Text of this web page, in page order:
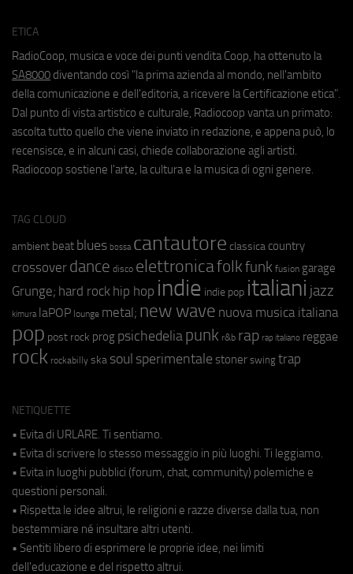
ETICA
RadioCoop, musica e voce dei punti vendita Coop, ha ottenuto la
SA8000 diventando così "la prima azienda al mondo, nell'ambito
della comunicazione e dell'editoria, a ricevere la Certificazione etica".
Dal punto di vista artistico e culturale, Radiocoop vanta un primato:
ascolta tutto quello che viene inviato in redazione, e appena può, lo
recensisce, e in alcuni casi, chiede collaborazione agli artisti.
Radiocoop sostiene l'arte, la cultura e la musica di ogni genere.
TAG CLOUD
ambient beat blues bossa cantautore classica country
crossover dance disco elettronicafolkfunk fusion garage
Grunge; hard rock hip hop indie indie pop italiani jazz
kimura laPOP lounge metal; new wave nuova musica italiana
pop post rock prog psichedeliapunk r&b rap rap italiano reggae
rock rockabilly ska soul sperimentale stoner swing trap
NETIQUETTE
• Evita di URLARE. Ti sentiamo.
• Evita di scrivere lo stesso messaggio in più luoghi. Ti leggiamo.
• Evita in luoghi pubblici (forum, chat, community) polemiche e
questioni personali.
• Rispetta le idee altrui, le religioni e razze diverse dalla tua, non
bestemmiare né insultare altri utenti.
• Sentiti libero di esprimere le proprie idee, nei limiti
dell'educazione e del rispetto altrui.